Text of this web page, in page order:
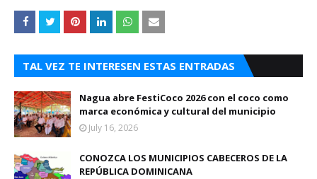
TAL VEZ TE INTERESEN ESTAS ENTRADAS
Nagua abre FestiCoco 2026 con el coco como
marca económica y cultural del municipio
July 16, 2026
CONOZCA LOS MUNICIPIOS CABECEROS DE LA
REPÚBLICA DOMINICANA